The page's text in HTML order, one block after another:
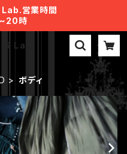
営業時間
時
Lab.
ボディ